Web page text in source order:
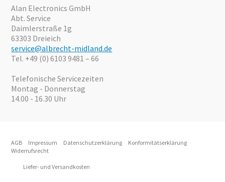
Angebote
Alan Electronics GmbH
Abt. Service
Daimlerstraße 1g
63303 Dreieich
service@albrecht-midland.de
Tel. +49 (0) 6103 9481 – 66
Telefonische Servicezeiten
Montag - Donnerstag
14.00 - 16.30 Uhr
AGB Impressum Datenschutzerklärung
Konformitätserklärung
Widerrufsrecht
Liefer- und Versandkosten